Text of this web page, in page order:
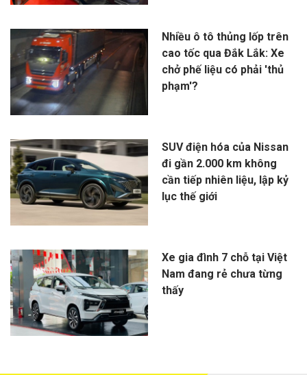
Nhiều ô tô thủng lốp trên
cao tốc qua Đắk Lắk: Xe
chở phế liệu có phải 'thủ
phạm'?
SUV điện hóa của Nissan
đi gần 2.000 km không
cần tiếp nhiên liệu, lập kỷ
lục thế giới
Xe gia đình 7 chỗ tại Việt
Nam đang rẻ chưa từng
thấy